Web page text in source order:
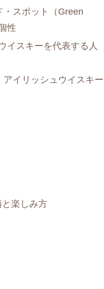
スポット（Green
性
イスキーを代表する人
イリッシュウイスキー
楽しみ方